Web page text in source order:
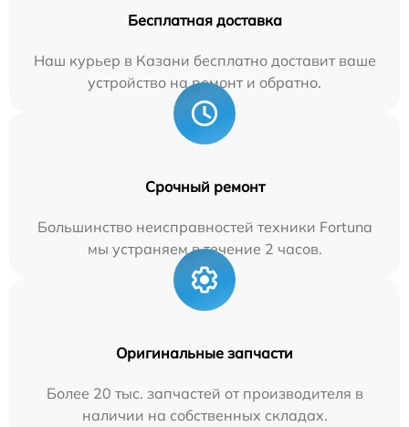
Бесплатная доставка
Наш курьер в Казани бесплатно доставит ваше
устройство на ремонт и обратно.
Срочный ремонт
Большинство неисправностей техники Fortuna
мы устраняем в течение 2 часов.
Оригинальные запчасти
Более 20 тыс. запчастей от производителя в
наличии на собственных складах.